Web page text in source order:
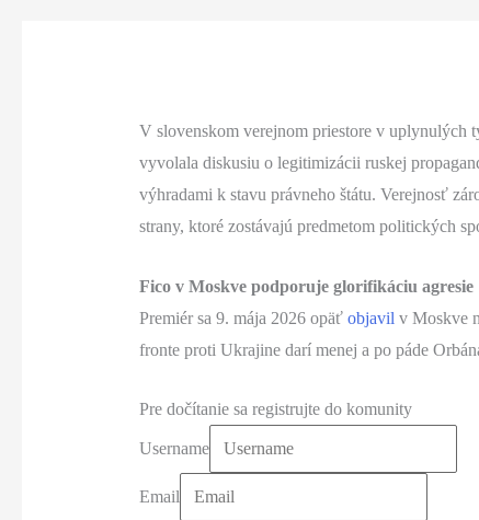
V slovenskom verejnom priestore v uplynulých
vyvolala diskusiu o legitimizácii ruskej
výhradami k stavu právneho štátu. Verejnosť
strany, ktoré zostávajú predmetom politických
Fico v Moskve podporuje glorifikáciu agresie
Premiér sa 9. mája 2026 opäť objavil v Moskve
fronte proti Ukrajine darí menej a po páde
Pre dočítanie sa registrujte do komunity
Username
Email